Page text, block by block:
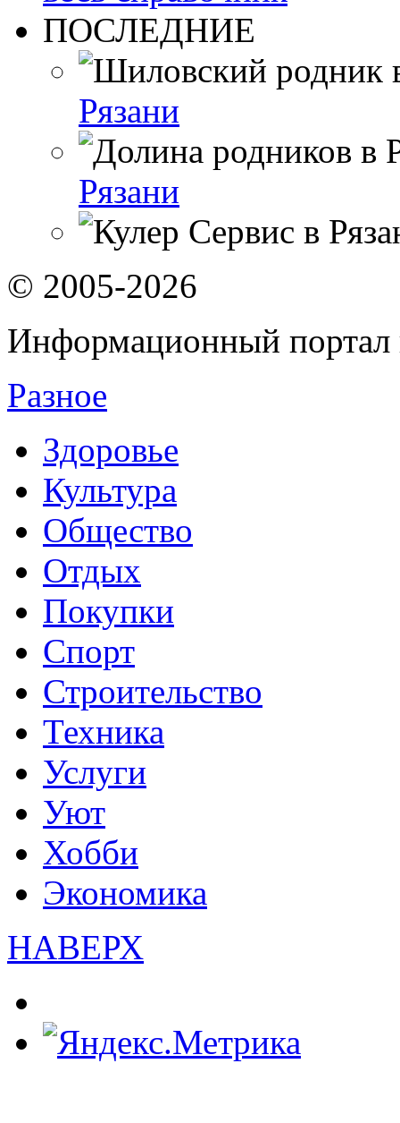
ПОСЛЕДНИЕ
Рязани
Рязани
© 2005-2026
Информационный портал
Разное
Здоровье
Культура
Общество
Отдых
Покупки
Спорт
Строительство
Техника
Услуги
Уют
Хобби
Экономика
НАВЕРХ